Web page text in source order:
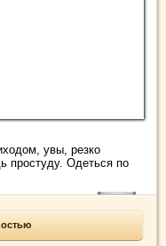
увы, резко
простуду. Одеться по